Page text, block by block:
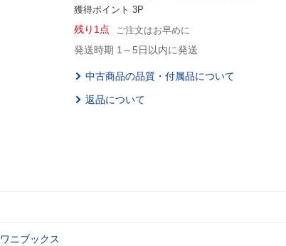
獲得ポイント 3P
残り1点 ご注文はお早めに
発送時期 1～5日以内に発送
中古商品の品質・付属品について
返品について
ワニブックス